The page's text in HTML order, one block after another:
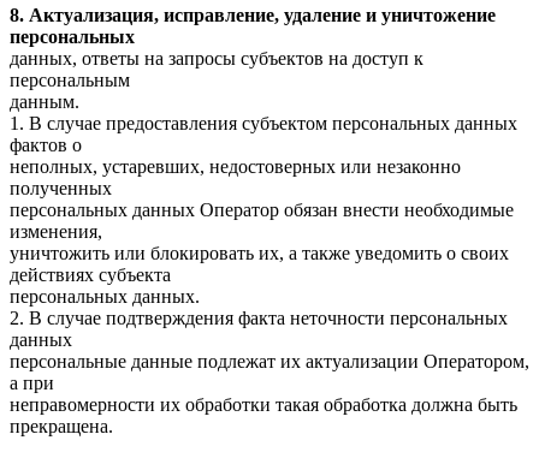
8. Актуализация, исправление, удаление и уничтожение
персональных
данных, ответы на запросы субъектов на доступ к
персональным
данным.
1. В случае предоставления субъектом персональных данных
фактов о
неполных, устаревших, недостоверных или незаконно
полученных
персональных данных Оператор обязан внести необходимые
изменения,
уничтожить или блокировать их, а также уведомить о своих
действиях субъекта
персональных данных.
2. В случае подтверждения факта неточности персональных
данных
персональные данные подлежат их актуализации Оператором,
а при
неправомерности их обработки такая обработка должна быть
прекращена.